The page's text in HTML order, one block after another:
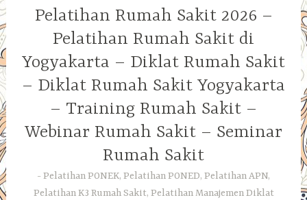
Pelatihan Rumah Sakit 2026 –
Pelatihan Rumah Sakit di
Yogyakarta – Diklat Rumah Sakit
– Diklat Rumah Sakit Yogyakarta
– Training Rumah Sakit –
Webinar Rumah Sakit – Seminar
Rumah Sakit
Pelatihan PONEK, Pelatihan PONED, Pelatihan APN,
Pelatihan K3 Rumah Sakit, Pelatihan Manajemen Diklat